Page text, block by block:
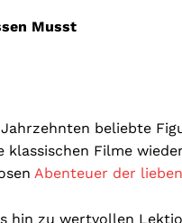
Musst
beliebte
klassischen Filme
Abenteuer der
hin zu wertvollen